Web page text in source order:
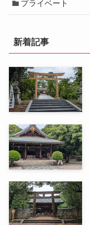
プライベート
新着記事